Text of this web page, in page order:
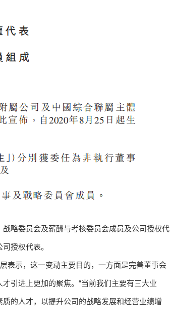
略委员会及薪酬与考核委员会成员及公司授权代
授权代表。
表示，这一变动主要目的，一方面是完善董事会
引进上更加的聚焦。“当前我们主要有三大业
的人才，以提升公司的战略发展和经营业绩增